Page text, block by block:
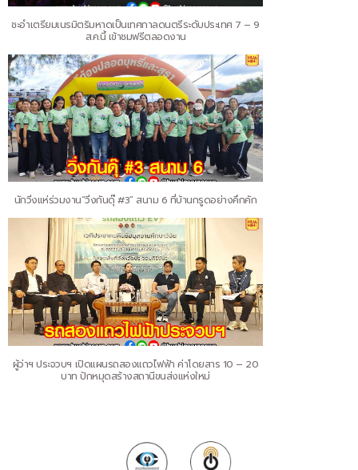
ชะอำเตรียมเนรมิตริมหาดเป็นเทศกาลดนตรีระดับประเทศ 7 – 9
ส.ค.นี้ เข้าชมฟรีตลอดงาน
นักวิ่งแห่ร่วมงาน“วิ่งกันดุ๊ #3” สนาม 6 ที่บ้านกรูดอย่างคึกคัก
ผู้ว่าฯ ประจวบฯ เปิดแผนรถสองแถวไฟฟ้า ค่าโดยสาร 10 – 20
บาท ปักหมุดสร้างสถานีขนส่งแห่งใหม่